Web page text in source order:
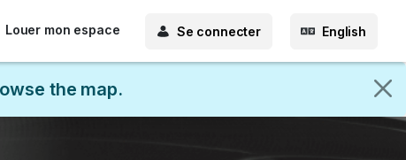
Louer mon espace Se connecter English
the map.